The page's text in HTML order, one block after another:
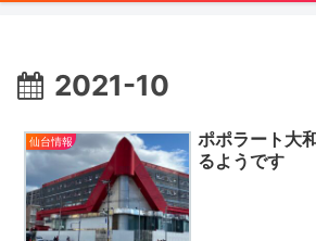
2021-10
仙台情報
ポポラート大
るようです